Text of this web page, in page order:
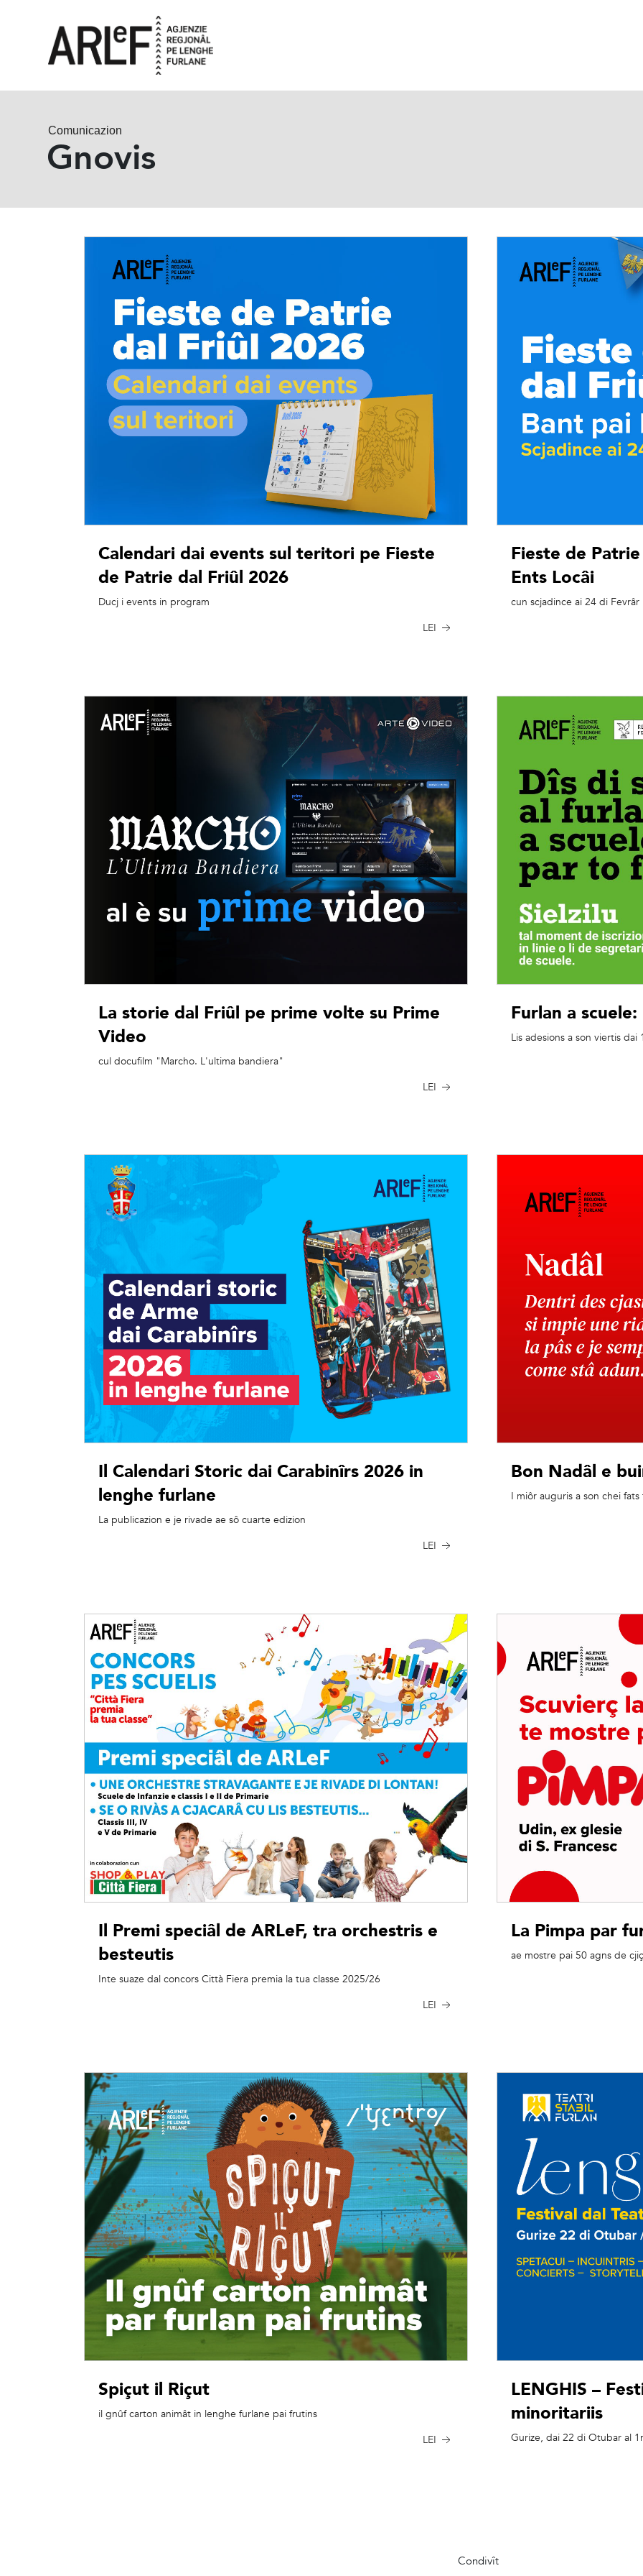
Comunicazion
Gnovis
Calendari dai events sul teritori pe Fieste
de Patrie dal Friûl 2026
Ducj i events in program
LEI
Fieste de
Ents Locâi
cun scjadince ai 24 di Fevrâr
La storie dal Friûl pe prime volte su Prime
Video
cul docufilm "Marcho. L'ultima bandiera"
LEI
Furlan a
Lis adesions a son viertis
Il Calendari Storic dai Carabinîrs 2026 in
lenghe furlane
La publicazion e je rivade ae sô cuarte edizion
LEI
Bon Nadâl e
I miôr auguris a son chei
Il Premi speciâl de ARLeF, tra orchestris e
besteutis
Inte suaze dal concors Città Fiera premia la tua classe 2025/26
LEI
La Pimpa par
ae mostre pai 50 agns de
Spiçut il Riçut
il gnûf carton animât in lenghe furlane pai frutins
LEI
LENGHIS –
minoritariis
Gurize, dai 22 di Otubar al
Condivît